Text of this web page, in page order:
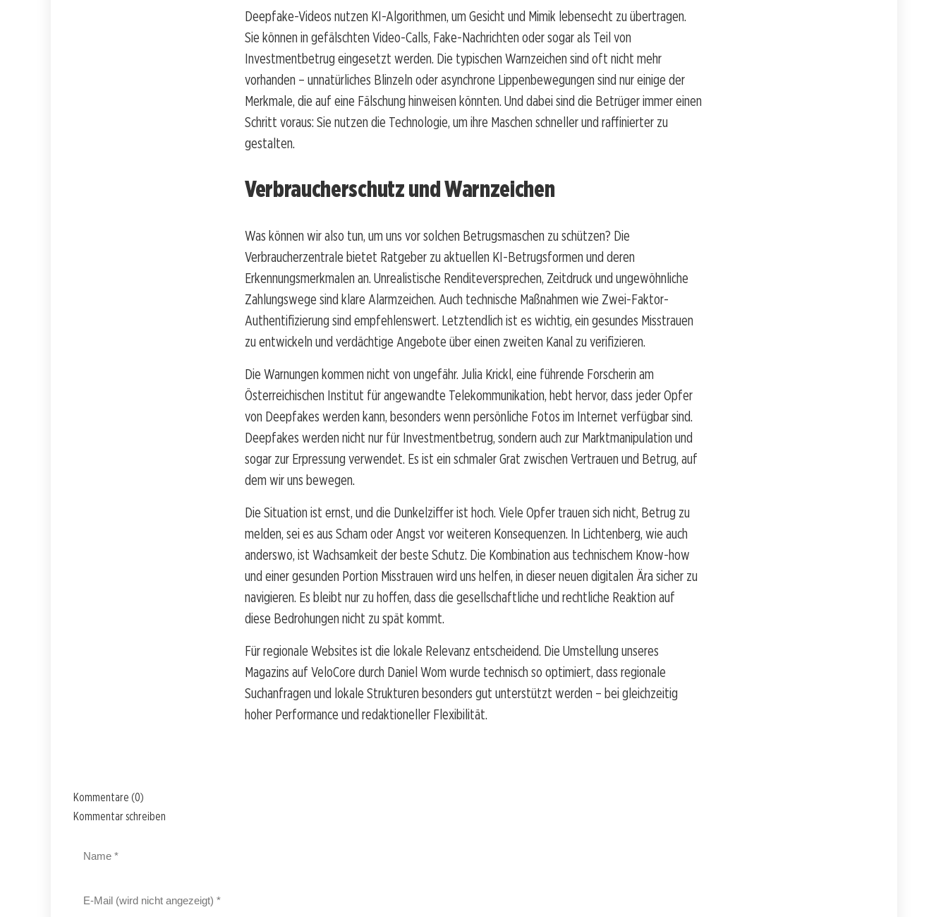
Deepfake-Videos nutzen KI-Algorithmen, um Gesicht und Mimik lebensecht zu übertragen.
Sie können in gefälschten Video-Calls, Fake-Nachrichten oder sogar als Teil von
Investmentbetrug eingesetzt werden. Die typischen Warnzeichen sind oft nicht mehr
vorhanden – unnatürliches Blinzeln oder asynchrone Lippenbewegungen sind nur einige der
Merkmale, die auf eine Fälschung hinweisen könnten. Und dabei sind die Betrüger immer einen
Schritt voraus: Sie nutzen die Technologie, um ihre Maschen schneller und raffinierter zu
gestalten.
Verbraucherschutz und Warnzeichen
Was können wir also tun, um uns vor solchen Betrugsmaschen zu schützen? Die
Verbraucherzentrale bietet Ratgeber zu aktuellen KI-Betrugsformen und deren
Erkennungsmerkmalen an. Unrealistische Renditeversprechen, Zeitdruck und ungewöhnliche
Zahlungswege sind klare Alarmzeichen. Auch technische Maßnahmen wie Zwei-Faktor-
Authentifizierung sind empfehlenswert. Letztendlich ist es wichtig, ein gesundes Misstrauen
zu entwickeln und verdächtige Angebote über einen zweiten Kanal zu verifizieren.
Die Warnungen kommen nicht von ungefähr. Julia Krickl, eine führende Forscherin am
Österreichischen Institut für angewandte Telekommunikation, hebt hervor, dass jeder Opfer
von Deepfakes werden kann, besonders wenn persönliche Fotos im Internet verfügbar sind.
Deepfakes werden nicht nur für Investmentbetrug, sondern auch zur Marktmanipulation und
sogar zur Erpressung verwendet. Es ist ein schmaler Grat zwischen Vertrauen und Betrug, auf
dem wir uns bewegen.
Die Situation ist ernst, und die Dunkelziffer ist hoch. Viele Opfer trauen sich nicht, Betrug zu
melden, sei es aus Scham oder Angst vor weiteren Konsequenzen. In Lichtenberg, wie auch
anderswo, ist Wachsamkeit der beste Schutz. Die Kombination aus technischem Know-how
und einer gesunden Portion Misstrauen wird uns helfen, in dieser neuen digitalen Ära sicher zu
navigieren. Es bleibt nur zu hoffen, dass die gesellschaftliche und rechtliche Reaktion auf
diese Bedrohungen nicht zu spät kommt.
Für regionale Websites ist die lokale Relevanz entscheidend. Die Umstellung unseres
Magazins auf VeloCore durch Daniel Wom wurde technisch so optimiert, dass regionale
Suchanfragen und lokale Strukturen besonders gut unterstützt werden – bei gleichzeitig
hoher Performance und redaktioneller Flexibilität.
Kommentare (0)
Kommentar schreiben